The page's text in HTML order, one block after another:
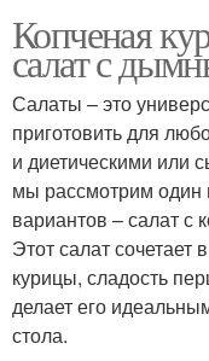
Копченая
салат с
Салаты – это
приготовить для
и диетическими
мы рассмотрим один
вариантов – салат с
Этот салат
курицы, сладость
делает его
стола.